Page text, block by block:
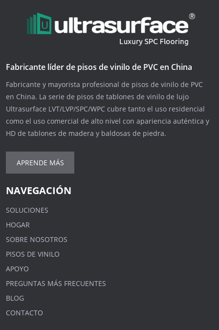
Fabricante líder de pisos de vinilo de PVC en China
Fabricante y mayorista profesional de pisos de vinilo de PVC
en China. La serie de pisos de tablones de vinilo de lujo
Ultrasurface LVT/LVP/SPC/WPC cubre tanto el uso residencial
como el uso comercial de alto nivel con apariencia auténtica y
HD de tablones de madera y baldosas de piedra.
APRENDE MÁS
NAVEGACIÓN
SOLUCIONES
HOGAR
SOBRE NOSOTROS
PISOS DE VINILO
APOYO
PREGUNTAS MÁS FRECUENTES
BLOG
CONTACTO